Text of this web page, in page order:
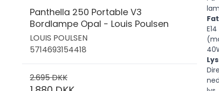
Panthella 250 Portable V3
Bordlampe Opal - Louis Poulsen
LOUIS POULSEN
5714693154418
2.695 DKK
E14